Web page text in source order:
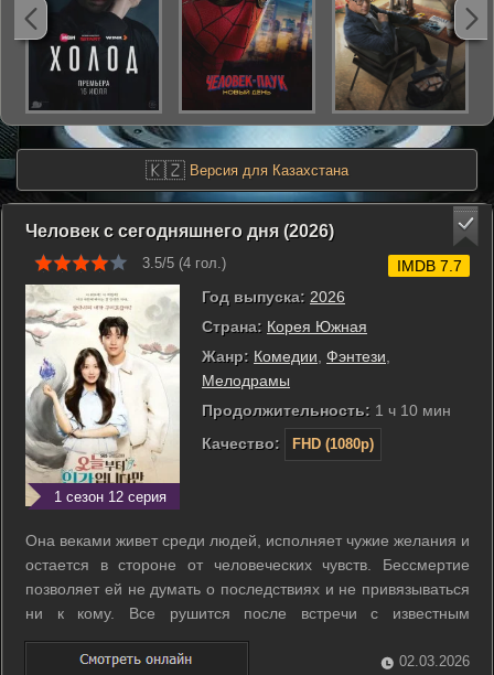
🇰🇿 Версия для Казахстана
Человек с сегодняшнего дня (2026)
3.5/5 (4 гол.)
1 сезон 12 серия
Год выпуска: 2026
Страна: Корея Южная
Жанр: Комедии Фэнтези
Мелодрамы
Продолжительность: 1 ч 10 мин
Качество:
FHD (1080p)
IMDB 7.7
Она веками живет среди людей, исполняет чужие желания и
остается в стороне от человеческих чувств. Бессмертие
позволяет ей не думать о последствиях и не привязываться
ни к кому. Все рушится после встречи с известным
спортсменом, который отчаянно хочет изменить свою
судьбу. Один неверный выбор лишает ее прежней силы и
02.03.2026